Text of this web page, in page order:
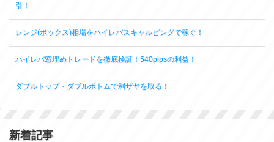
引！
レンジ(ボックス)相場をハイレバスキャルピングで稼ぐ！
ハイレバ窓埋めトレードを徹底検証！540pipsの利益！
ダブルトップ・ダブルボトムで利ザヤを取る！
新着記事